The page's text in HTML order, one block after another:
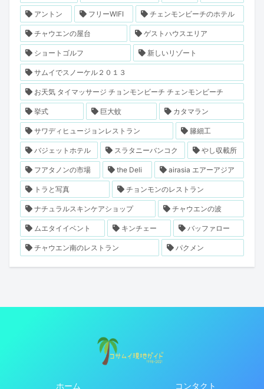
アントン フリーWIFI チェンモンビーチのホテル
チャウエンの屋台 ゲストハウスエリア
ショートゴルフ 新しいリゾート
サムイでスノーケル２０１３
お天気 タイマッサージ チョンモンビーチ チェンモンビーチ
挙式 巨大蚊 カタマラン
サワディヒュージョンレストラン 籐細工
バジェットホテル スラタニーバンコク やし収載所
フアタノンの市場 the Deli airasia エアーアジア
トラと写真 チョンモンのレストラン
ナチュラルスキンケアショップ チャウエンの波
ムエタイイベント キンチェー バッファロー
チャウエン南のレストラン パクメン
ホーム コンタクト